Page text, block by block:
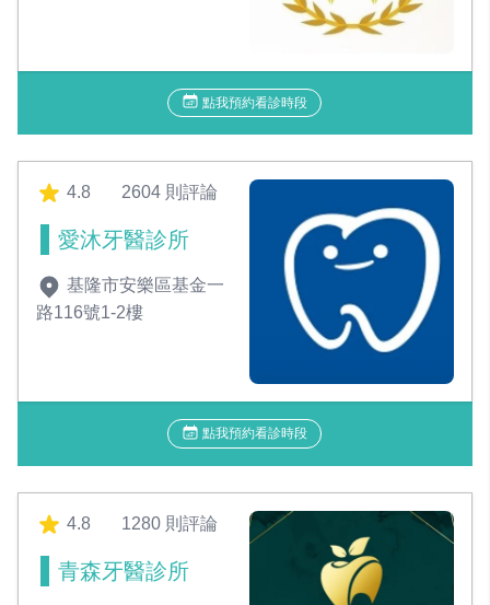
點我預約看診時段
4.8 2604 則評論
愛沐牙醫診所
基隆市安樂區基金一
路116號1-2樓
點我預約看診時段
4.8 1280 則評論
青森牙醫診所